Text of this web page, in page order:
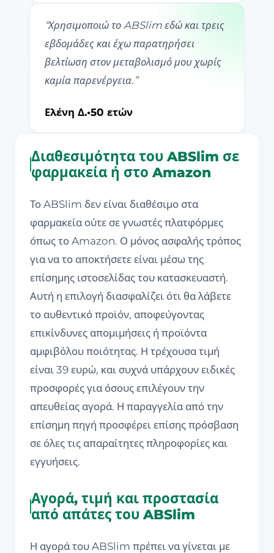
“Χρησιμοποιώ το ABSlim εδώ και τρεις
εβδομάδες και έχω παρατηρήσει
βελτίωση στον μεταβολισμό μου χωρίς
καμία παρενέργεια. ”
Ελένη Δ.•50 ετών
Διαθεσιμότητα του ABSlim σε
φαρμακεία ή στο Amazon
Το ABSlim δεν είναι διαθέσιμο στα
φαρμακεία ούτε σε γνωστές πλατφόρμες
όπως το Amazon. Ο μόνος ασφαλής τρόπος
για να το αποκτήσετε είναι μέσω της
επίσημης ιστοσελίδας του κατασκευαστή.
Αυτή η επιλογή διασφαλίζει ότι θα λάβετε
το αυθεντικό προϊόν, αποφεύγοντας
επικίνδυνες απομιμήσεις ή προϊόντα
αμφιβόλου ποιότητας. Η τρέχουσα τιμή
είναι 39 ευρώ, και συχνά υπάρχουν ειδικές
προσφορές για όσους επιλέγουν την
απευθείας αγορά. Η παραγγελία από την
επίσημη πηγή προσφέρει επίσης πρόσβαση
σε όλες τις απαραίτητες πληροφορίες και
εγγυήσεις.
Αγορά, τιμή και προστασία
από απάτες του ABSlim
Η αγορά του ABSlim πρέπει να γίνεται με